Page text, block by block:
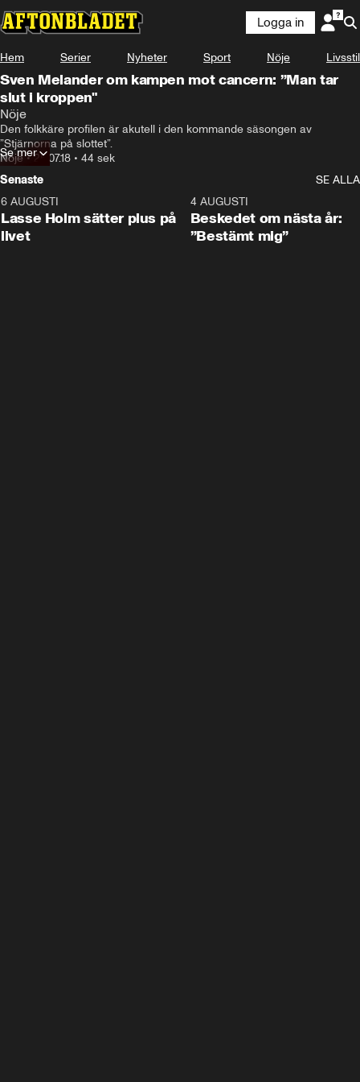
Logga in
Hem Serier Nyheter Sport Nöje Livsstil
Sven Melander om kampen mot cancern: ”Man tar
slut i kroppen"
Nöje
Den folkkäre profilen är akutell i den kommande säsongen av
”Stjärnorna på slottet”.
Nöje•25.07.18 • 44 sek
Se mer
Senaste
SE ALLA
6 AUGUSTI
Lasse Holm sätter plus på
livet
4 AUGUSTI
Beskedet om nästa år:
”Bestämt mig”